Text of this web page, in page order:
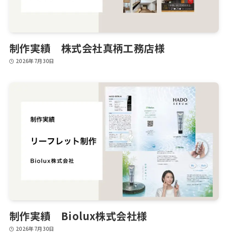
制作実績 株式会社真柄工務店様
2026年7月30日
制作実績 Biolux株式会社様
2026年7月30日